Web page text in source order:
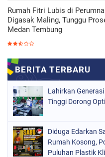
Rumah Fitri Lubis di
Digasak Maling, Tunggu
Medan Tembung
Lahirkan
Tinggi Dorong
Diduga Edarkan
Rumah Kosong,
Puluhan Plastik